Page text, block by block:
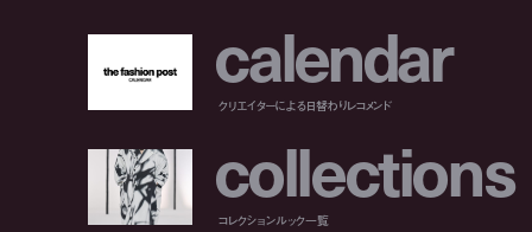
calendar
クリエイターによる日替わりレコメンド
collections
コレクションルック一覧